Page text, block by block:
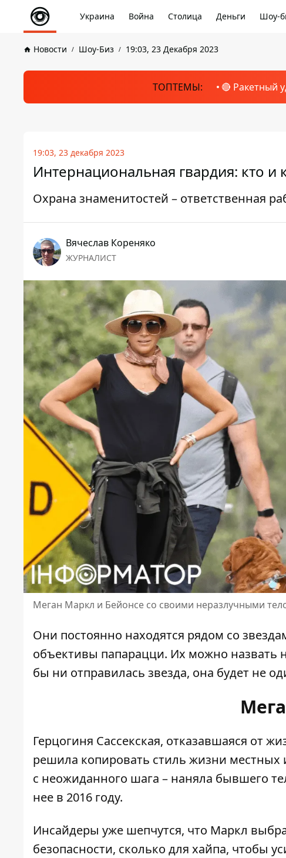
Украина Война Столица Деньги Шоу-
Новости Шоу-Биз 19:03, 23 Декабря 2023
ТОПТЕМЫ: 🔴 Ракетный
19:03, 23 декабря 2023
Интернациональная гвардия: кто и
Охрана знаменитостей – ответственная
Вячеслав Кореняко
ЖУРНАЛИСТ
Меган Маркл и Бейонсе со своими неразлучными
Они постоянно находятся рядом со
объективы папарацци. Их можно
бы ни отправилась звезда, она будет не
Герцогиня Сассекская, отказавшаяся от
решила копировать стиль жизни местных
с неожиданного шага – наняла бывшего
нее в 2016 году.
Инсайдеры уже шепчутся, что Маркл
безопасности, сколько для хайпа, чтобы